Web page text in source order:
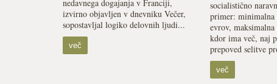
nedavnega dogajanja v Franciji,
izvirno objavljen v dnevniku Večer,
sopostavljal logiko delovnih ljudi...
več
socialistično
primer: minimalna
evrov,
kdor ima več, naj
prepoved selitve
več